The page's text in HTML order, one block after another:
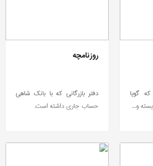
گویا
و...
روزنامچه
دفتر بازرگانی که با بانک شاهی
حساب جاری داشته است.